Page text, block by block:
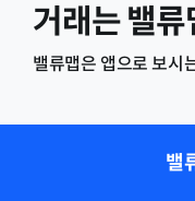
거래는 밸류
밸류맵은 앱으로 보시
밸